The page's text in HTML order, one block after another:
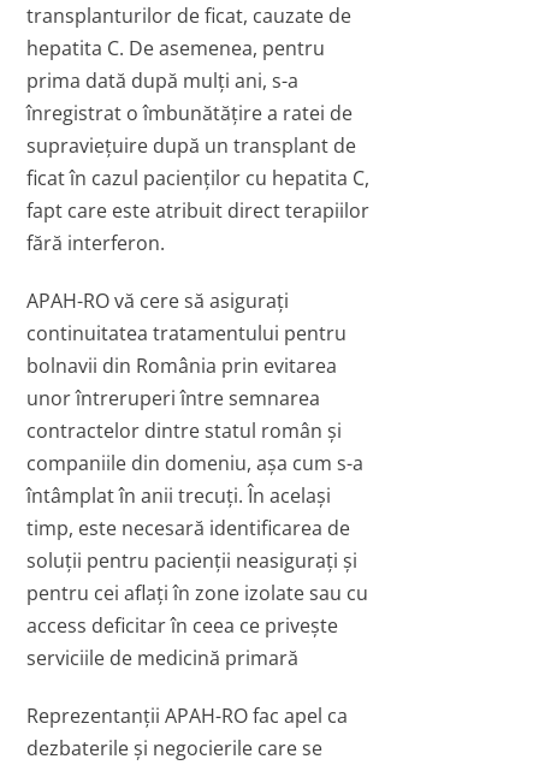
transplanturilor de ficat, cauzate de
hepatita C. De asemenea, pentru
prima dată după mulți ani, s-a
înregistrat o îmbunătățire a ratei de
supraviețuire după un transplant de
ficat în cazul pacienților cu hepatita C,
fapt care este atribuit direct terapiilor
fără interferon.
APAH-RO vă cere să asigurați
continuitatea tratamentului pentru
bolnavii din România prin evitarea
unor întreruperi între semnarea
contractelor dintre statul român și
companiile din domeniu, așa cum s-a
întâmplat în anii trecuți. În același
timp, este necesară identificarea de
soluții pentru pacienții neasigurați și
pentru cei aflați în zone izolate sau cu
access deficitar în ceea ce privește
serviciile de medicină primară
Reprezentanții APAH-RO fac apel ca
dezbaterile și negocierile care se